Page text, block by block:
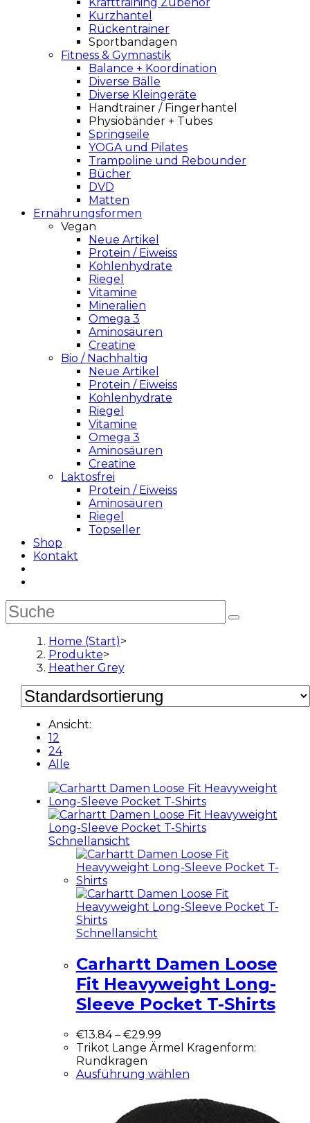
Kurzhantel
Rückentrainer
Sportbandagen
Fitness & Gymnastik
Balance + Koordination
Diverse Bälle
Diverse Kleingeräte
Handtrainer / Fingerhantel
Physiobänder + Tubes
Springseile
YOGA und Pilates
Trampoline und Rebounder
Bücher
DVD
Matten
Ernährungsformen
Vegan
Neue Artikel
Protein / Eiweiss
Kohlenhydrate
Riegel
Vitamine
Mineralien
Omega 3
Aminosäuren
Creatine
Bio / Nachhaltig
Neue Artikel
Protein / Eiweiss
Kohlenhydrate
Riegel
Vitamine
Omega 3
Aminosäuren
Creatine
Laktosfrei
Protein / Eiweiss
Aminosäuren
Riegel
Topseller
Shop
Kontakt
Home (Start)>
Produkte>
Heather Grey
Ansicht:
12
24
Alle
Schnellansicht
Schnellansicht
Carhartt Damen Loose
Fit Heavyweight Long-
Sleeve Pocket T-Shirts
€13.84– €29.99
Trikot Lange Ärmel Kragenform:
Rundkragen
Ausführung wählen